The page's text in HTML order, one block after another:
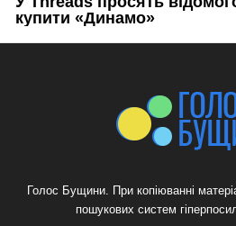
Голос Бущини. При копіюванні
пошукових систем